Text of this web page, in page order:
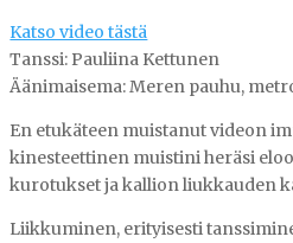
Katso video tästä
Tanssi: Pauliina Kettunen
Äänimaisema: Meren pauhu,
En etukäteen muistanut videon
kinesteettinen muistini heräsi
kurotukset ja kallion liukkauden
Liikkuminen, erityisesti